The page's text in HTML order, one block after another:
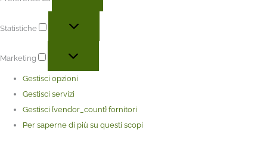
Statistiche
Marketing
Gestisci opzioni
Gestisci servizi
Gestisci {vendor_count} fornitori
Per saperne di più su questi scopi